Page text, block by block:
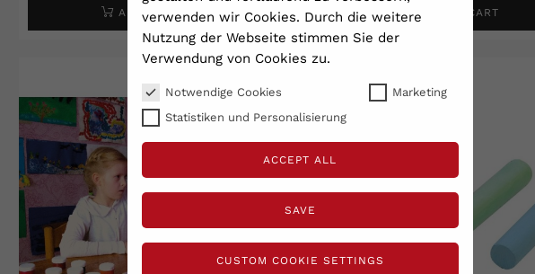
verwenden wir Cookies. Durch die weitere
Nutzung der Webseite stimmen Sie der
Verwendung von Cookies zu.
Notwendige Cookies
Marketing
Statistiken und Personalisierung
ACCEPT ALL
SAVE
CUSTOM COOKIE SETTINGS
ADD TO CART ADD TO CART